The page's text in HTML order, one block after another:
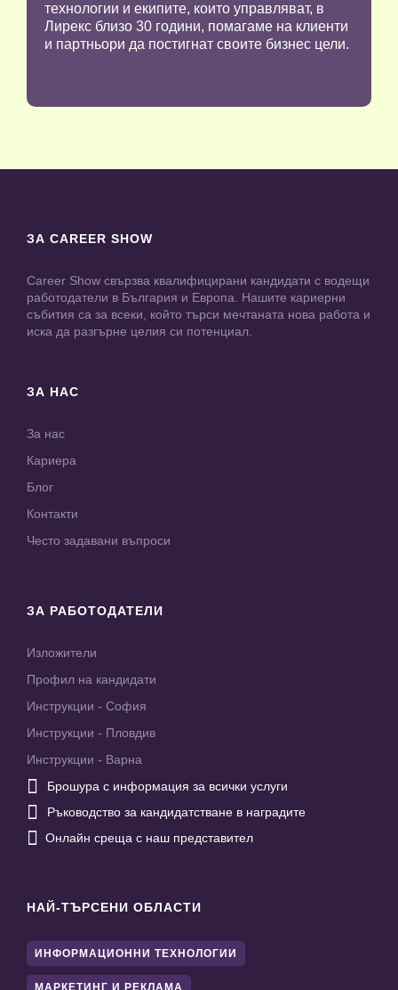
технологии и екипите, които управляват, в
Лирекс близо 30 години, помагаме на клиенти
и партньори да постигнат своите бизнес цели.
ЗА CAREER SHOW
Career Show свързва квалифицирани кандидати с водещи
работодатели в България и Европа. Нашите кариерни
събития са за всеки, който търси мечтаната нова работа и
иска да разгърне целия си потенциал.
ЗА НАС
За нас
Кариера
Блог
Контакти
Често задавани въпроси
ЗА РАБОТОДАТЕЛИ
Изложители
Профил на кандидати
Инструкции - София
Инструкции - Пловдив
Инструкции - Варна
 Брошура с информация за всички услуги
 Ръководство за кандидатстване в наградите
 Онлайн среща с наш представител
НАЙ-ТЪРСЕНИ ОБЛАСТИ
ИНФОРМАЦИОННИ ТЕХНОЛОГИИ